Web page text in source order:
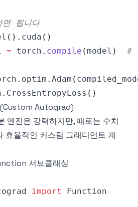
됩니다
( ) . cuda ( )
= torch . compile (model ) #
. optim . Adam (
. CrossEntropyLoss ( )
Autograd)
엔진은 강력하지만, 때로는 수치
효율적인 커스텀 그래디언트 계
서브클래싱
import